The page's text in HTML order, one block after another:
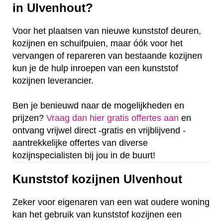
in Ulvenhout?
Voor het plaatsen van nieuwe kunststof deuren,
kozijnen en schuifpuien, maar óók voor het
vervangen of repareren van bestaande kozijnen
kun je de hulp inroepen van een kunststof
kozijnen leverancier.
Ben je benieuwd naar de mogelijkheden en
prijzen? Vraag dan hier gratis offertes aan en
ontvang vrijwel direct -gratis en vrijblijvend -
aantrekkelijke offertes van diverse
kozijnspecialisten bij jou in de buurt!
Kunststof kozijnen Ulvenhout
Zeker voor eigenaren van een wat oudere woning
kan het gebruik van kunststof kozijnen een